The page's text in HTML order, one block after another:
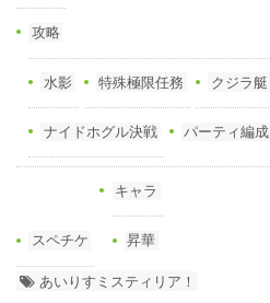
攻略
水影 特殊極限任務 クジラ艇
ナイドホグル決戦 パーティ編成
スペチケ
キャラ
昇華
あいりすミスティリア！